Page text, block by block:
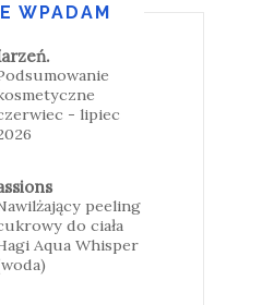
WPADAM
- lipiec
peeling
do ciała
Aqua Whisper